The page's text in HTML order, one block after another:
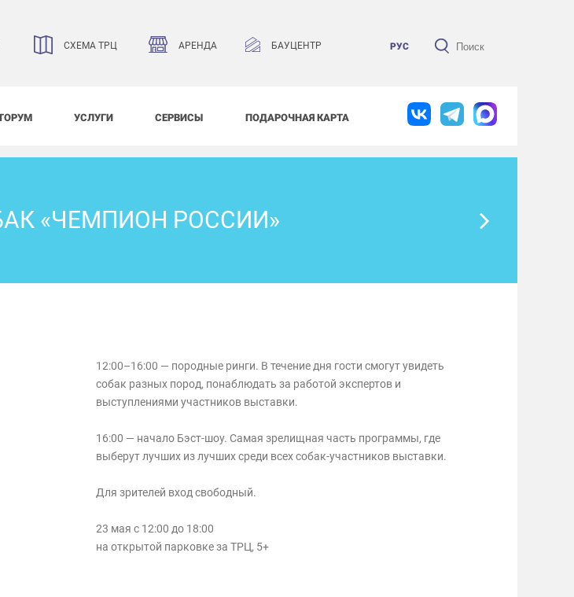
СХЕМА ТРЦ АРЕНДА БАУЦЕНТР РУС
УСЛУГИ СЕРВИСЫ ПОДАРОЧНАЯ КАРТА
«ЧЕМПИОН РОССИИ»
12:00–16:00 — породные ринги. В течение дня гости смогут увидеть
собак разных пород, понаблюдать за работой экспертов и
выступлениями участников выставки.
16:00 — начало Бэст-шоу. Самая зрелищная часть программы, где
выберут лучших из лучших среди всех собак-участников выставки.
Для зрителей вход свободный.
23 мая с 12:00 до 18:00
на открытой парковке за ТРЦ, 5+